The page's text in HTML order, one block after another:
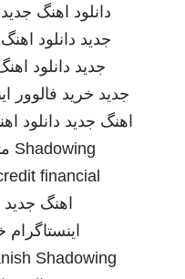
دانلود اهنگ جدید
جدید دانلود
جدید دانلود
جدید خرید فالوور
اهنگ جدید دانلود
Shadowing
financial
اهنگ جدید
اینستاگرام
Shadowing